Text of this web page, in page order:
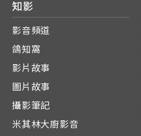
知影
影音頻道
鴿知窩
影片故事
圖片故事
攝影筆記
米其林大廚影音